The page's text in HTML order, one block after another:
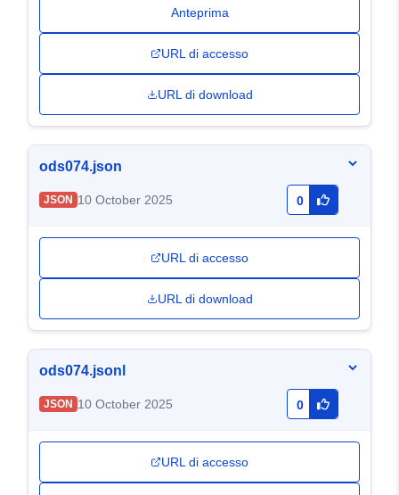
Anteprima
URL di accesso
URL di download
ods074.json
JSON 10 October 2025 0
URL di accesso
URL di download
ods074.jsonl
JSON 10 October 2025 0
URL di accesso